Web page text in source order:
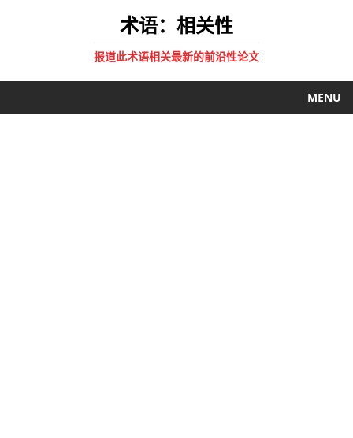
术语：相关性
报道此术语相关最新的前沿性论文
MENU